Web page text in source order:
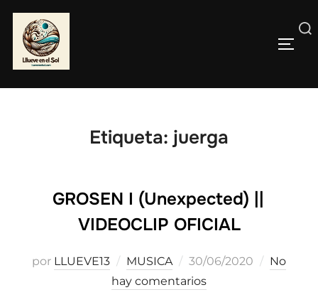
contenido
Buscar:
Etiqueta: juerga
GROSEN I (Unexpected) ||
VIDEOCLIP OFICIAL
por LLUEVE13 MUSICA
Publicado
el
30/06/2020
No
hay comentarios